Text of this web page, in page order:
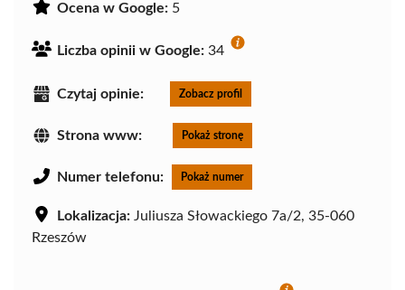
Ocena w Google: 5
Liczba opinii w Google: 34
Czytaj opinie: Zobacz profil
Strona www: Pokaż stronę
Numer telefonu: Pokaż numer
Lokalizacja: Juliusza Słowackiego 7a/2, 35-060
Rzeszów